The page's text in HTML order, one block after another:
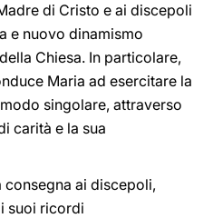
di Cristo e ai discepoli
e nuovo dinamismo
Chiesa. In particolare,
Maria ad esercitare la
singolare, attraverso
carità e la sua
consegna ai discepoli,
suoi ricordi